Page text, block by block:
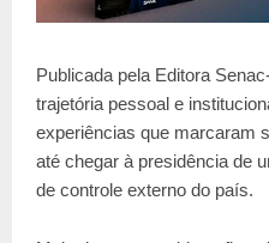
Publicada pela Editora
trajetória pessoal e
experiências que marcaram
até chegar à presidência de
de controle externo do país.